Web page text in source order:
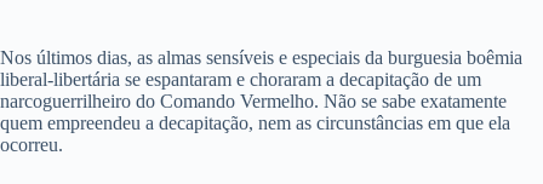
Nos últimos dias, as almas sensíveis e especiais da burguesia boêmia
liberal-libertária se espantaram e choraram a decapitação de um
narcoguerrilheiro do Comando Vermelho. Não se sabe exatamente
quem empreendeu a decapitação, nem as circunstâncias em que ela
ocorreu.